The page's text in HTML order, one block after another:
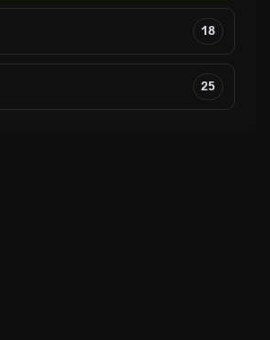
18
25